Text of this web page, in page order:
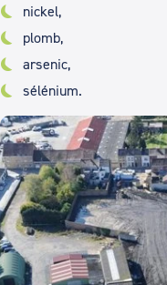
nickel,
plomb,
arsenic,
sélénium.